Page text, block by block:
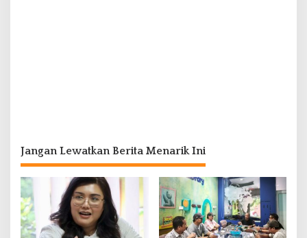
Jangan Lewatkan Berita Menarik Ini